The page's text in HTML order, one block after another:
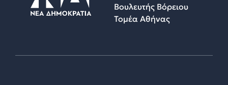
Βουλευτής Βόρειου
Τομέα Αθήνας